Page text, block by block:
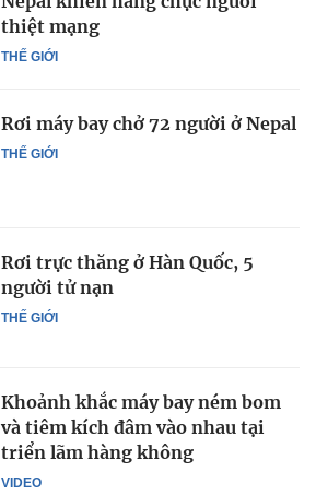
THẾ GIỚI
thiệt mạng
THẾ GIỚI
Rơi máy bay chở 72 người ở Nepal
THẾ GIỚI
Rơi trực thăng ở Hàn Quốc, 5
người tử nạn
VIDEO
Khoảnh khắc máy bay ném bom
và tiêm kích đâm vào nhau tại
triển lãm hàng không